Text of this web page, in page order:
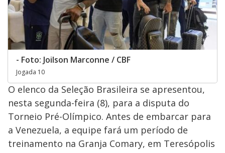
- Foto: Joilson Marconne / CBF
Jogada 10
O elenco da Seleção Brasileira se apresentou,
nesta segunda-feira (8), para a disputa do
Torneio Pré-Olímpico. Antes de embarcar para
a Venezuela, a equipe fará um período de
treinamento na Granja Comary, em Teresópolis